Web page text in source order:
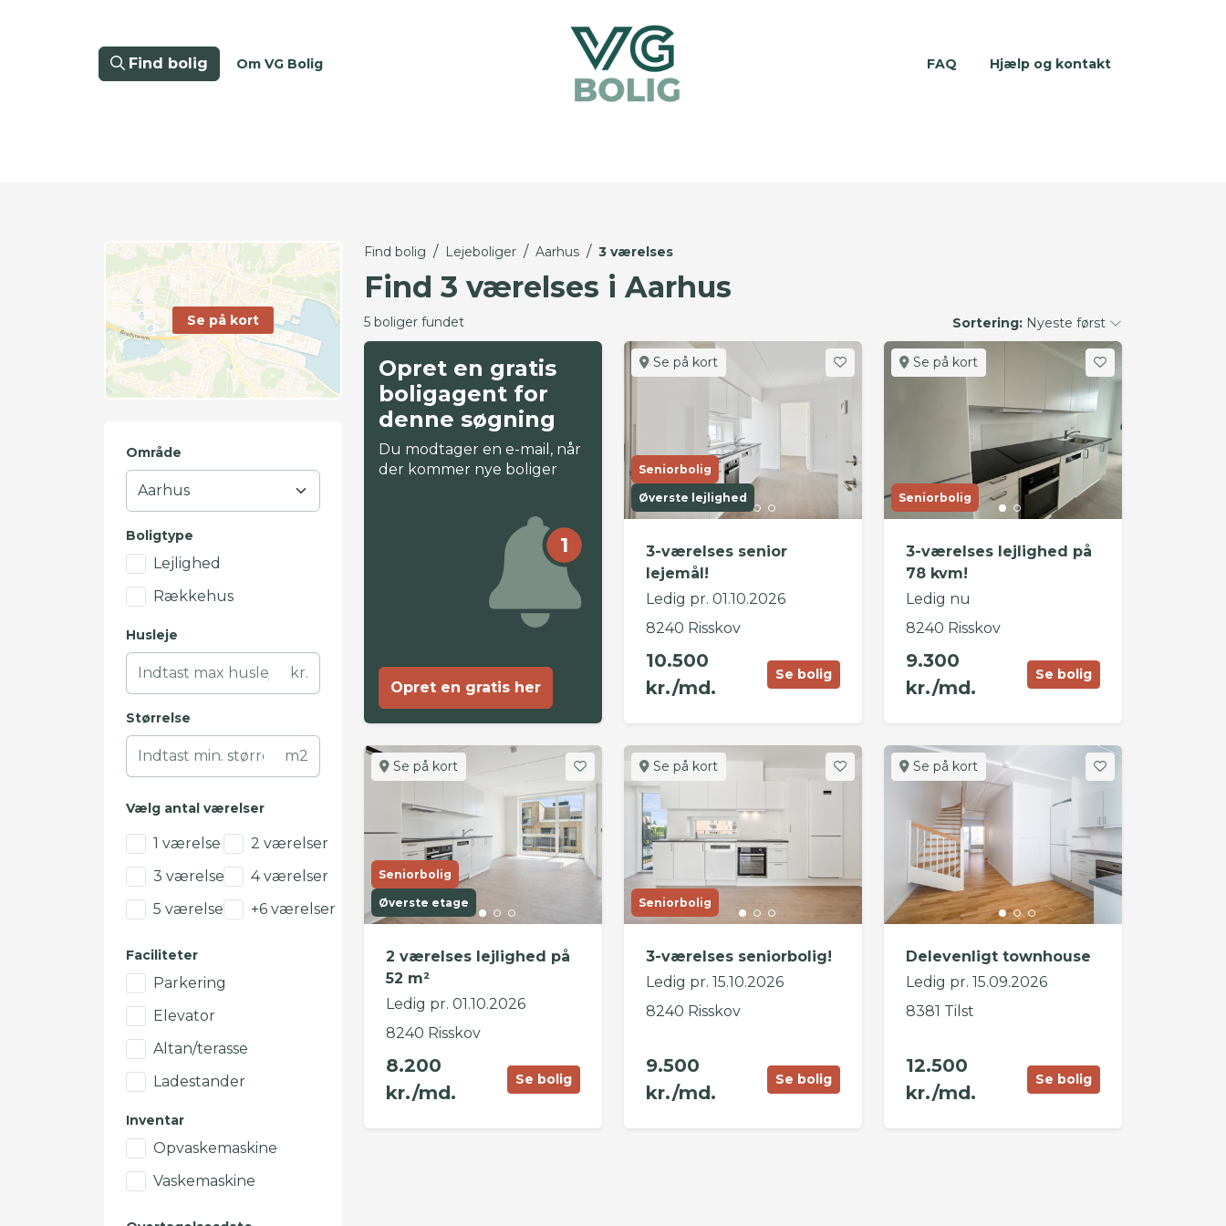
Find bolig Om VG Bolig FAQ Hjælp og kontakt
Se på kort
Område
Boligtype
Lejlighed
Rækkehus
Husleje
kr.
Størrelse
m2
Vælg antal værelser
1 værelse
2 værelser
3 værelser
4 værelser
5 værelser
+6 værelser
Faciliteter
Parkering
Elevator
Altan/terasse
Ladestander
Inventar
Opvaskemaskine
Vaskemaskine
Find bolig / Lejeboliger / Aarhus / 3 værelses
Find 3 værelses i Aarhus
5 boliger fundet Sortering: Nyeste først
Opret en gratis
boligagent for
denne søgning
Du modtager en e-mail, når
der kommer nye boliger
1
Opret en gratis her
Se på kort
Seniorbolig
Øverste lejlighed
3-værelses senior
lejemål!
Ledig pr. 01.10.2026
8240 Risskov
10.500
kr./md.
Se bolig
Se på kort
Seniorbolig
3-værelses lejlighed på
78 kvm!
Ledig nu
8240 Risskov
9.300
kr./md.
Se bolig
Se på kort
Seniorbolig
Øverste etage
2 værelses lejlighed på
52 m²
Ledig pr. 01.10.2026
8240 Risskov
8.200
kr./md.
Se bolig
Se på kort
Seniorbolig
3-værelses seniorbolig!
Ledig pr. 15.10.2026
8240 Risskov
9.500
kr./md.
Se bolig
Se på kort
Delevenligt townhouse
Ledig pr. 15.09.2026
8381 Tilst
12.500
kr./md.
Se bolig